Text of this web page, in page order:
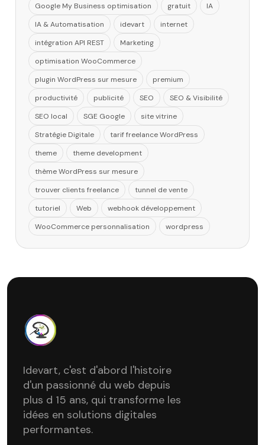
Google My Business optimisation
gratuit
IA
IA & Automatisation
idevart
internet
intégration API REST
Marketing
optimisation WooCommerce
plugin WordPress sur mesure
premium
productivité
publicité SEO
SEO & Visibilité
SEO local
SGE Google
site vitrine
Stratégie Digitale
tarif freelance WordPress
theme
theme development
thème WordPress sur mesure
trouver clients freelance
tunnel de vente
tutoriel
Web
webhook développement
WooCommerce personnalisation
wordpress
Idevart, c'est d'abord l'histoire
d'un passionné du web depuis
plus d 15 ans, qui transforme les
idées en solutions digitales
performantes.